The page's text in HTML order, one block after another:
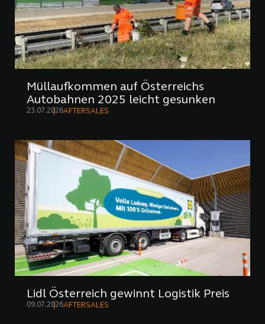
Müllaufkommen auf Österreichs
Autobahnen 2025 leicht gesunken
23.07.2026AFTERSALES
Lidl Österreich gewinnt Logistik Preis
09.07.2026AFTERSALES